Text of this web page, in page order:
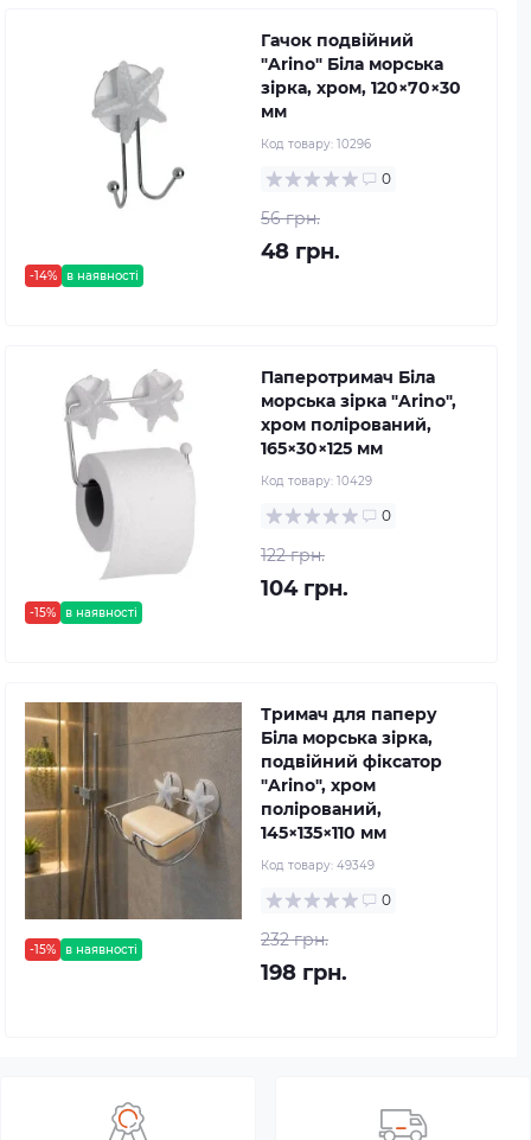
-14% в наявності
Гачок подвійний
"Arino" Біла морська
зірка, хром, 120×70×30
мм
Код товару: 10296
0
56 грн.
48 грн.
-15% в наявності
Паперотримач Біла
морська зірка "Arino",
хром полірований,
165×30×125 мм
Код товару: 10429
0
122 грн.
104 грн.
-15% в наявності
Тримач для паперу
Біла морська зірка,
подвійний фіксатор
"Arino", хром
полірований,
145×135×110 мм
Код товару: 49349
0
232 грн.
198 грн.